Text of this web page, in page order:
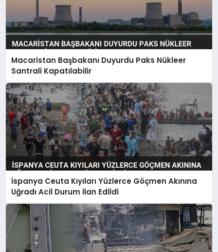
Macaristan Başbakanı Duyurdu Paks Nükleer
Santrali Kapatılabilir
İspanya Ceuta Kıyıları Yüzlerce Göçmen Akınına
Uğradı Acil Durum İlan Edildi